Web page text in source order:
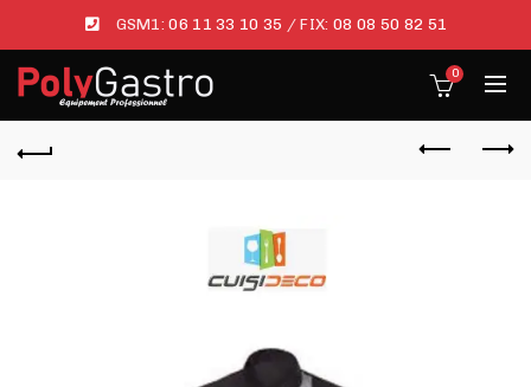
GSM1:06 11 33 10 35 / FIX: 08 08 50 82 51
0